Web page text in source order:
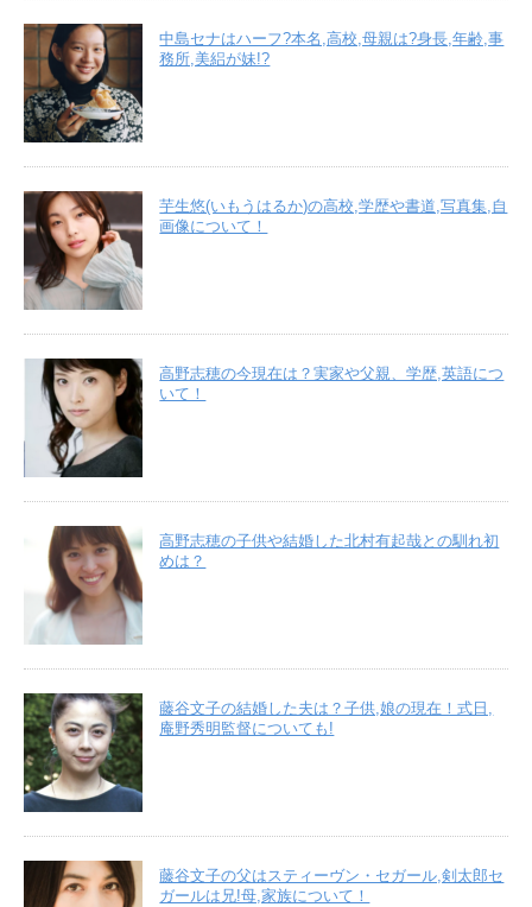
中島セナはハーフ?本名,高校,母親は?身長,年齢,事
務所,美絽が妹!?
芋生悠(いもうはるか)の高校,学歴や書道,写真集,自
画像について！
高野志穂の今現在は？実家や父親、学歴,英語につ
いて！
高野志穂の子供や結婚した北村有起哉との馴れ初
めは？
藤谷文子の結婚した夫は？子供,娘の現在！式日,
庵野秀明監督についても!
藤谷文子の父はスティーヴン・セガール,剣太郎セ
ガールは兄!母,家族について！